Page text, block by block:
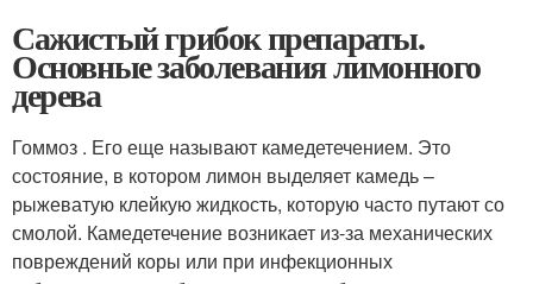
Сажистый грибок препараты.
Основные заболевания лимонного
дерева
Гоммоз . Его еще называют камедетечением. Это
состояние, в котором лимон выделяет камедь –
рыжеватую клейкую жидкость, которую часто путают со
смолой. Камедетечение возникает из-за механических
повреждений коры или при инфекционных